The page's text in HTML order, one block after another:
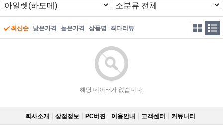
최신순 낮은가격 높은가격 상품명 최다리뷰
해당 데이터가 없습니다.
회사소개 상점정보 PC버젼 이용안내 고객센터 커뮤니티